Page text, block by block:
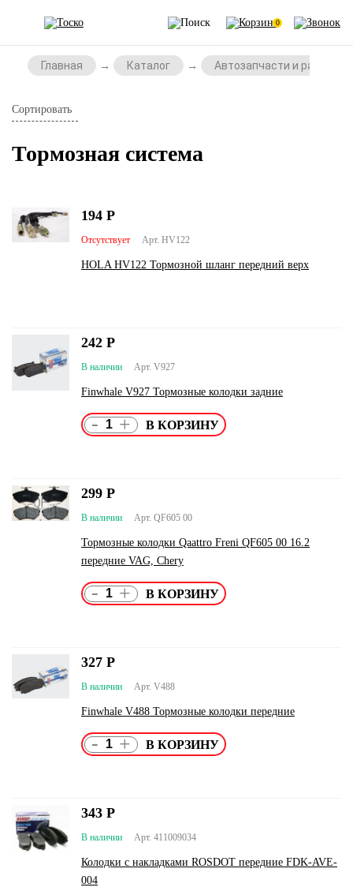
0
Главная Каталог Автозапчасти и
Сортировать
Тормозная система
Арт. HV122
Отсутствует
HOLA HV122 Тормозной шланг передний верх
194 Р
Арт. V927
В наличии
Finwhale V927 Тормозные колодки задние
242 Р
- +
Арт. QF605 00
В наличии
Тормозные колодки Qaattro Freni QF605 00 16.2
передние VAG, Chery
299 Р
- +
Арт. V488
В наличии
Finwhale V488 Тормозные колодки передние
327 Р
- +
Арт. 411009034
В наличии
Колодки с накладками ROSDOT передние FDK-AVE-
004
343 Р